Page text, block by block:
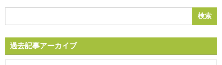
過去記事アーカイブ